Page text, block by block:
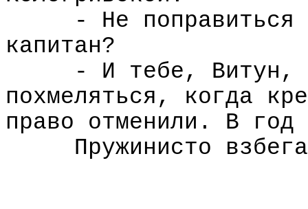
- Не поправиться
капитан?
- И тебе, Витун,
похмеляться, когда
право отменили. В год
Пружинисто